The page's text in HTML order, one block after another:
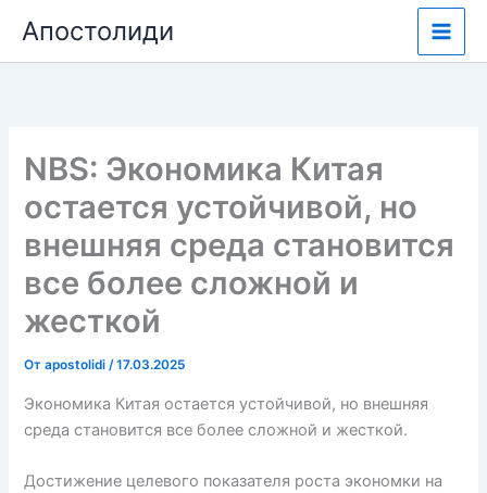
содержимому
Апостолиди
NBS: Экономика Китая
остается устойчивой, но
внешняя среда становится
все более сложной и
жесткой
Отapostolidi/17.03.2025
Экономика Китая остается устойчивой, но внешняя
среда становится все более сложной и жесткой.
Достижение целевого показателя роста экономки на